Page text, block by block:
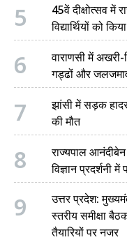
5
45वें दीक्षोत्सव में
विद्यार्थियों को
6
वाराणसी में अखरी-
गड्ढों और
7
झांसी में सड़क
की मौत
8
राज्यपाल
विज्ञान प्रदर्शनी में
9
उत्तर प्रदेश:
स्तरीय समीक्षा
तैयारियों पर नजर